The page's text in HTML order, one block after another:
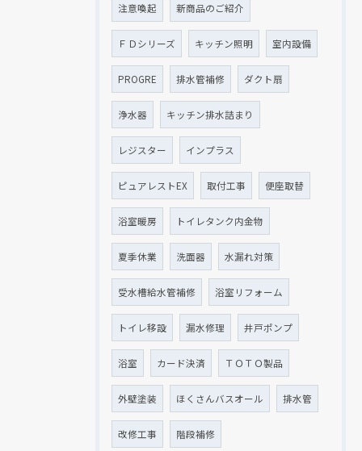
注意喚起 新商品のご紹介
ＦＤシリーズ キッチン照明 室内設備
PROGRE 排水管補修 ダクト扇
浄水器 キッチン排水詰まり
レジスター インプラス
ピュアレストEX 取付工事 便座取替
浴室暖房 トイレタンク内金物
夏季休業 洗面器 水漏れ対策
受水槽給水管補修 浴室リフォーム
トイレ移設 漏水修理 井戸ポンプ
浴室 カード決済 ＴＯＴＯ製品
外壁塗装 ほくさんバスオール 排水管
改修工事 階段補修